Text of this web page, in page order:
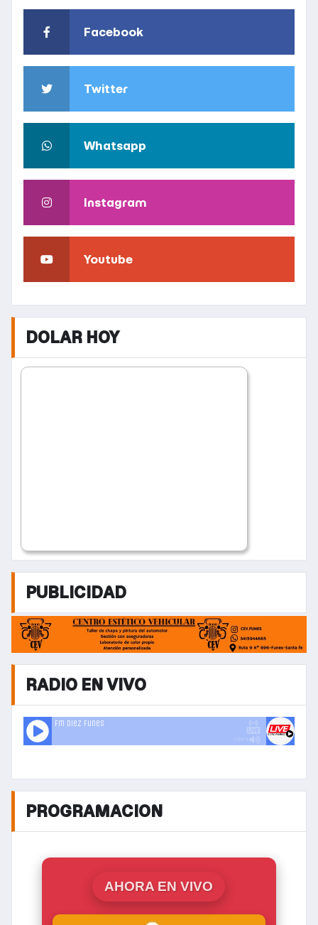
Facebook
Twitter
Whatsapp
Instagram
Youtube
DOLAR HOY
PUBLICIDAD
RADIO EN VIVO
PROGRAMACION
AHORA EN VIVO